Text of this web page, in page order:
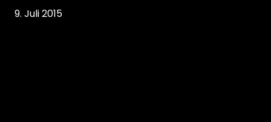
9. Juli 2015